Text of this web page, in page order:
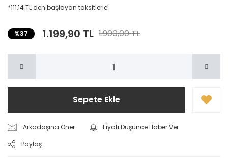
*111,14 TL den başlayan taksitlerle!
%37 1.199,90 TL 1.900,00 TL
Sepete Ekle
Arkadaşına Öner
Fiyatı Düşünce Haber Ver
Paylaş